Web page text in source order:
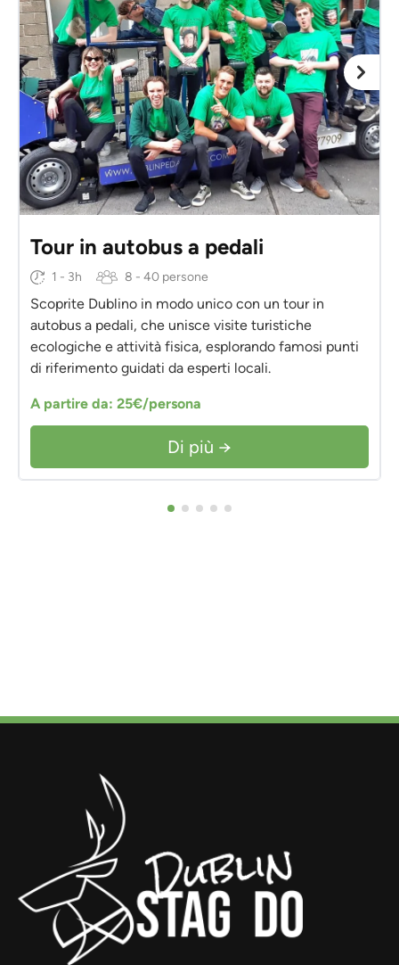
Tour in autobus a pedali
1 - 3h 8 - 40 persone
Scoprite Dublino in modo unico con un tour in
autobus a pedali, che unisce visite turistiche
ecologiche e attività fisica, esplorando famosi punti
di riferimento guidati da esperti locali.
A partire da: 25€/persona
Di più →